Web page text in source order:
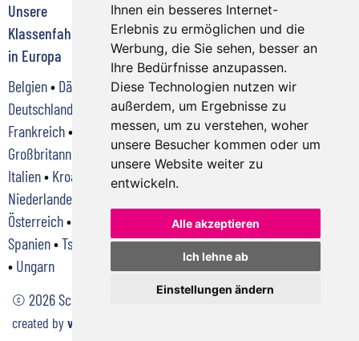
Ihnen ein besseres Internet-
Erlebnis zu ermöglichen und die
Werbung, die Sie sehen, besser an
Ihre Bedürfnisse anzupassen.
Diese Technologien nutzen wir
außerdem, um Ergebnisse zu
messen, um zu verstehen, woher
unsere Besucher kommen oder um
unsere Website weiter zu
entwickeln.
Alle akzeptieren
Ich lehne ab
Einstellungen ändern
Unsere
Klassenfahrtenziele
in Europa
Belgien• Dänemark•
Deutschland
Frankreich•
Großbritannien
Italien• Kroatien
Niederlande
Österreich•
Spanien•Tschechien
• Ungarn
Klassenfahrten zu
jedem Anlass
Abschlussfahrt•
Deutsche Bahn
Klassenfahrt•
Klassenreise•
Kursfahrt•
Schülerreisen
•
Skifahren•Skilager•
Studienfahrt
Klassenfahrten zu
jeder Jahreszeit
im Frühjahr
Sommer•im Herbst
•im Winter
© 2026 Schuster-Reisen GmbH
created byvistabus.de